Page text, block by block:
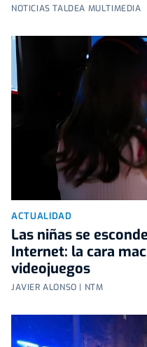
NOTICIAS TALDEA MULTIMEDIA
ACTUALIDAD
Las niñas se
Internet: la cara
videojuegos
JAVIER ALONSO | NTM